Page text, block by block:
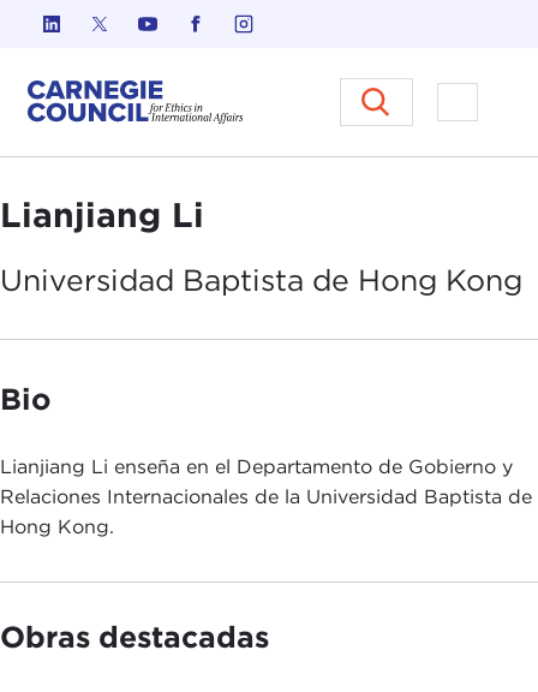
Ir al contenido
Carnegie Council sobre Ética
Abrir el
Lianjiang Li
Universidad Baptista de Hong Kong
Bio
Lianjiang Li enseña en el Departamento de Gobierno y
Relaciones Internacionales de la Universidad Baptista de
Hong Kong.
Obras destacadas